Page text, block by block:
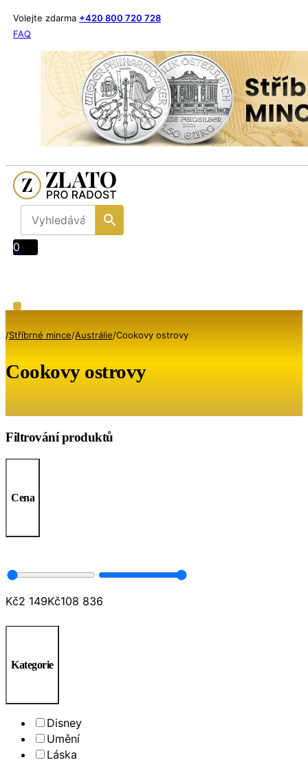
Volejte zdarma +420 800 720 728
FAQ
0
/Stříbrné mince/Austrálie/Cookovy ostrovy
Cookovy ostrovy
Filtrování produktů
Cena
Kč2 149Kč108 836
Kategorie
Disney
Umění
Láska